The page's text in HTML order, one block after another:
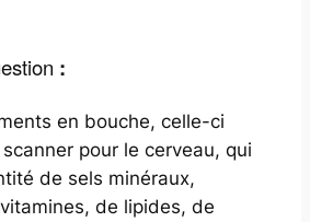
:
en bouche, celle-ci
pour le cerveau, qui
de sels minéraux,
de lipides, de